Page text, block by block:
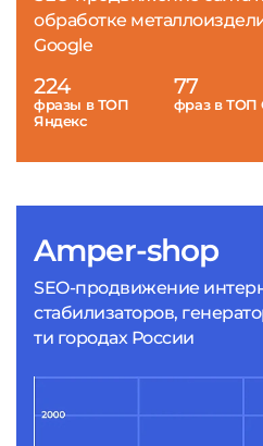
Amper-shop
SEO-продвижение
стабилизаторов,
ти городах России
обработке
Google
224
фразы в ТОП
Яндекс
77
фраз в ТОП